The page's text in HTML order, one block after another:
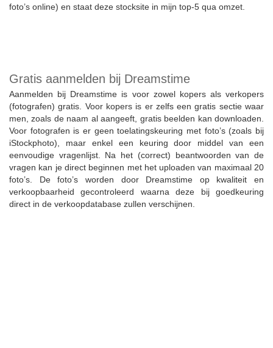
foto’s online) en staat deze stocksite in mijn top-5 qua omzet.
Gratis aanmelden bij Dreamstime
Aanmelden bij Dreamstime is voor zowel kopers als verkopers
(fotografen) gratis. Voor kopers is er zelfs een gratis sectie waar
men, zoals de naam al aangeeft, gratis beelden kan downloaden.
Voor fotografen is er geen toelatingskeuring met foto’s (zoals bij
iStockphoto), maar enkel een keuring door middel van een
eenvoudige vragenlijst. Na het (correct) beantwoorden van de
vragen kan je direct beginnen met het uploaden van maximaal 20
foto’s. De foto’s worden door Dreamstime op kwaliteit en
verkoopbaarheid gecontroleerd waarna deze bij goedkeuring
direct in de verkoopdatabase zullen verschijnen.